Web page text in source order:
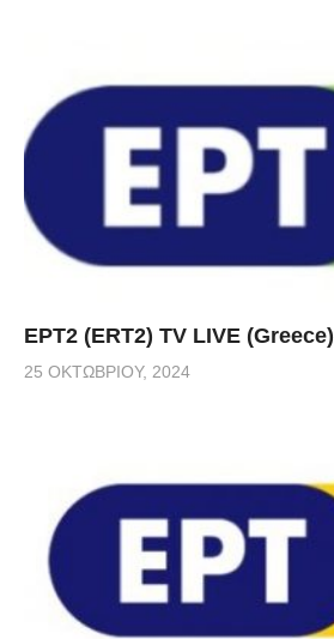
ΕΡΤ2 (ERT2) TV LIVE (Greece)
25 ΟΚΤΩΒΡΊΟΥ, 2024